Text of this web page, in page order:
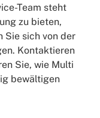
Team steht
zu bieten,
Sie sich von der
Kontaktieren
Sie, wie Multi
bewältigen